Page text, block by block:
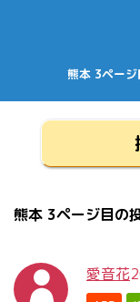
熊本 3ペー
熊本 3ページ目の
愛音花